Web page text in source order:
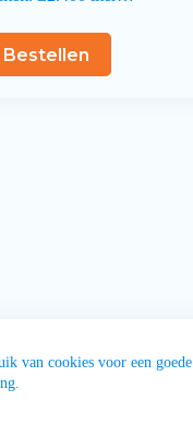
van cookies voor een goede
Bestellen